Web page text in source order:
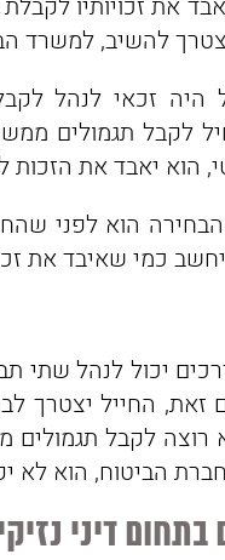
להשיב, למשרד
היה זכאי לנהל
לקבל תגמולים
הוא יאבד את
הוא לפני
כמי שאיבד את
יכול לנהל שתי
זאת, החייל יצטרך
רוצה לקבל
הביטוח, הוא לא
דיני